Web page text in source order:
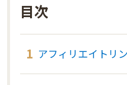
目次
アフィリエイトリ